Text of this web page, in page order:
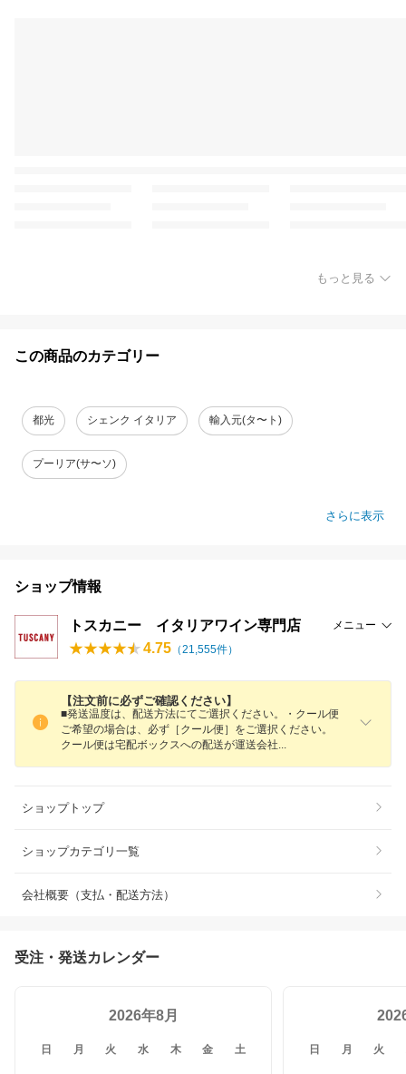
もっと見る
この商品のカテゴリー
都光 シェンク イタリア 輸入元(タ〜ト)
プーリア(サ〜ソ)
さらに表示
ショップ情報
トスカニー イタリアワイン専門店 メニュー
4.75 （21,555件）
【注文前に必ずご確認ください】
■発送温度は、配送方法にてご選択ください。・クール便
ご希望の場合は、必ず［クール便］をご選択ください。
クール便は宅配ボックスへの配送が運送会社
ショップトップ
ショップカテゴリ一覧
会社概要（支払・配送方法）
受注・発送カレンダー
2026年8月
日 月 火 水 木 金 土 日 月 火